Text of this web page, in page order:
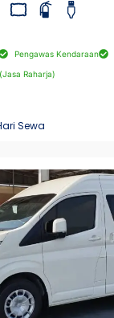
Pengawas Kendaraan
Raharja)
Sewa